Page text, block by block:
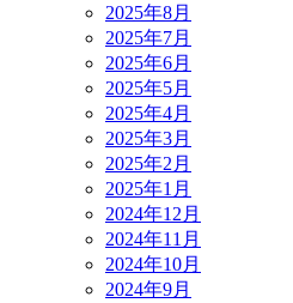
2025年8月
2025年7月
2025年6月
2025年5月
2025年4月
2025年3月
2025年2月
2025年1月
2024年12月
2024年11月
2024年10月
2024年9月